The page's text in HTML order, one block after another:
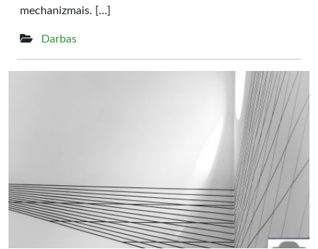
mechanizmais. […]
Darbas